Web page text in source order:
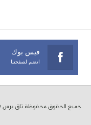
فيس بوك
انضم لصفحتنا
جميع الحقوق محفوظة تاق برس ©